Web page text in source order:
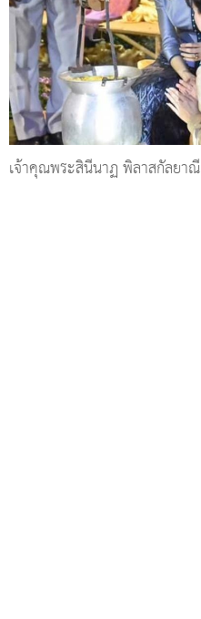
เจ้าคุณพระสินีนาฏ พิลาสกัลยาณี